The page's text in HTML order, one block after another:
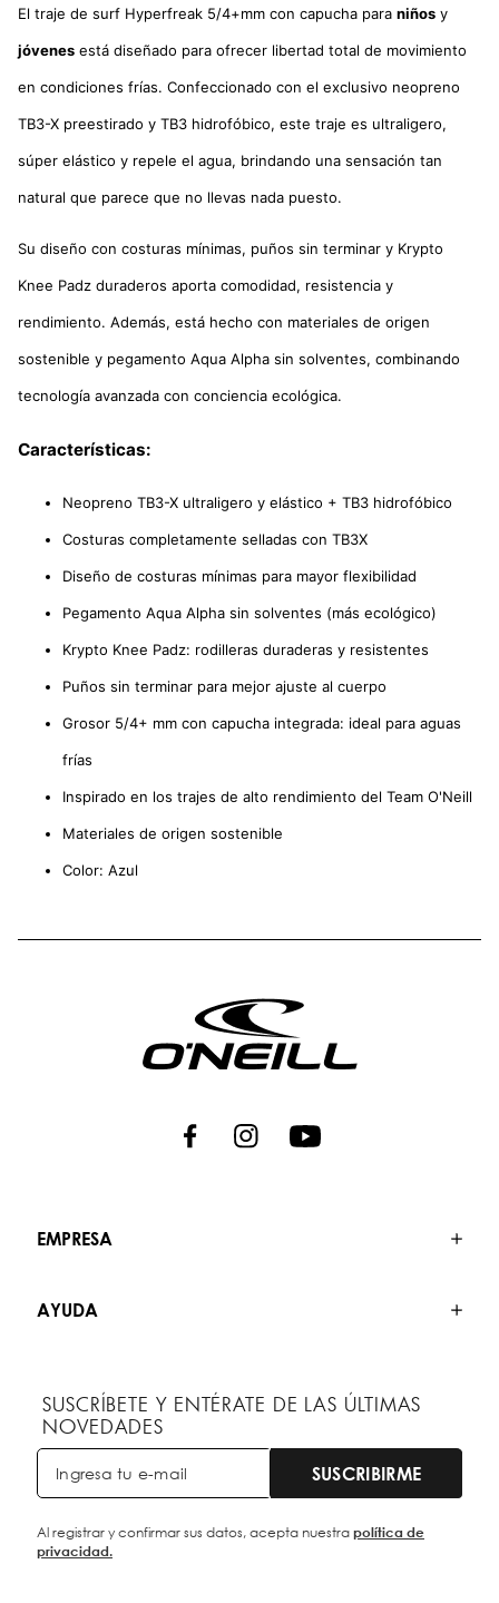
El traje de surf Hyperfreak 5/4+mm con capucha para niños y
jóvenes está diseñado para ofrecer libertad total de movimiento
en condiciones frías. Confeccionado con el exclusivo neopreno
TB3-X preestirado y TB3 hidrofóbico, este traje es ultraligero,
súper elástico y repele el agua, brindando una sensación tan
natural que parece que no llevas nada puesto.
Su diseño con costuras mínimas, puños sin terminar y Krypto
Knee Padz duraderos aporta comodidad, resistencia y
rendimiento. Además, está hecho con materiales de origen
sostenible y pegamento Aqua Alpha sin solventes, combinando
tecnología avanzada con conciencia ecológica.
Características:
Neopreno TB3-X ultraligero y elástico + TB3 hidrofóbico
Costuras completamente selladas con TB3X
Diseño de costuras mínimas para mayor flexibilidad
Pegamento Aqua Alpha sin solventes (más ecológico)
Krypto Knee Padz: rodilleras duraderas y resistentes
Puños sin terminar para mejor ajuste al cuerpo
Grosor 5/4+ mm con capucha integrada: ideal para aguas
frías
Inspirado en los trajes de alto rendimiento del Team O'Neill
Materiales de origen sostenible
Color: Azul
EMPRESA
AYUDA
SUSCRÍBETE Y ENTÉRATE DE LAS ÚLTIMAS
NOVEDADES
SUSCRIBIRME
Al registrar y confirmar sus datos, acepta nuestrapolítica de
privacidad.